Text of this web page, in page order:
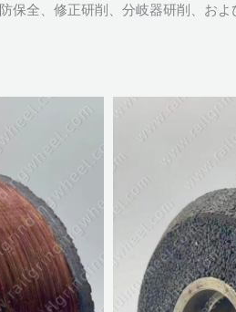
全、修正研削、分岐器研削、お